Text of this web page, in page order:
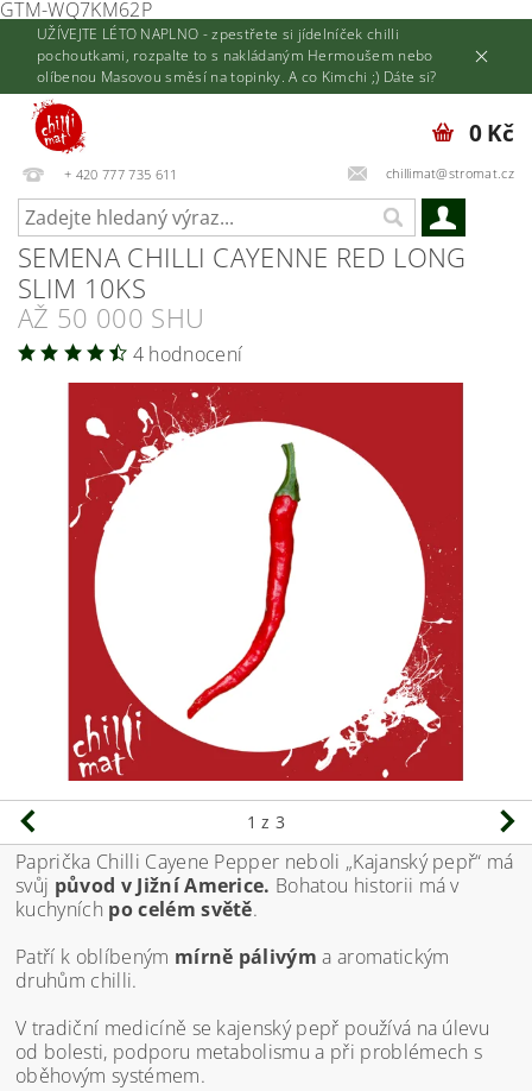
GTM-WQ7KM62P
UŽÍVEJTE LÉTO NAPLNO - zpestřete si jídelníček chilli
pochoutkami, rozpalte to s nakládaným Hermoušem nebo
olíbenou Masovou směsí na topinky. A co Kimchi ;) Dáte si?
+ 420 777 735 611 chillimat@stromat.cz
0 Kč
SEMENA CHILLI CAYENNE RED LONG
SLIM 10KS
AŽ 50 000 SHU
4 hodnocení
1 z 3
Paprička Chilli Cayene Pepper neboli „Kajanský pepř“ má
svůj původ v Jižní Americe. Bohatou historii má v
kuchyních po celém světě.
Patří k oblíbeným mírně pálivým a aromatickým
druhům chilli.
V tradiční medicíně se kajenský pepř používá na úlevu
od bolesti, podporu metabolismu a při problémech s
oběhovým systémem.